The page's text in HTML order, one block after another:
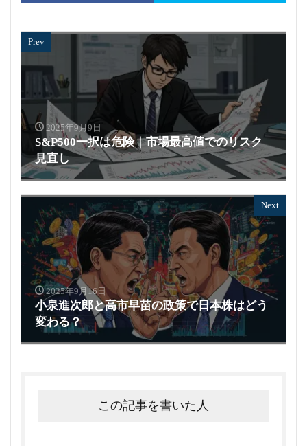
Prev
2025年9月9日
S&P500一択は危険｜市場最高値でのリスク
見直し
Next
2025年9月16日
小泉進次郎と高市早苗の政策で日本株はどう
変わる？
この記事を書いた人